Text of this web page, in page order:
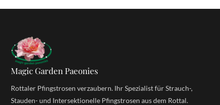
Magic Garden Paeonies
Rottaler Pfingstrosen verzaubern. Ihr Spezialist für Strauch-,
Stauden- und Intersektionelle Pfingstrosen aus dem Rottal.